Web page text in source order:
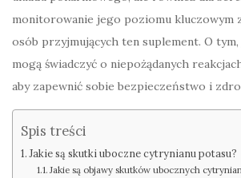
monitorowanie jego poziomu kluczowym
osób przyjmujących ten suplement. O
mogą świadczyć o niepożądanych
aby zapewnić sobie bezpieczeństwo i
Spis treści
Jakie są skutki uboczne cytrynianu potasu?
Jakie są objawy skutków ubocznych